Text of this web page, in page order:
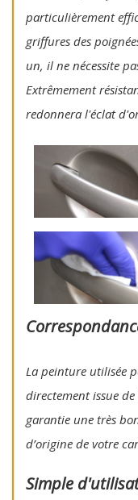
particulièrement
griffures des
un, il ne nécessite
Extrêmement
redonnera l'éclat
La peinture utilisée
directement issue
garantie une très
d’origine de votre
Simple